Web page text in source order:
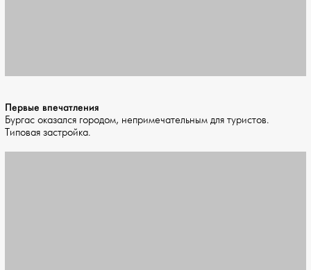
Первые впечатления
Бургас оказался городом, непримечательным для туристов.
Типовая застройка.